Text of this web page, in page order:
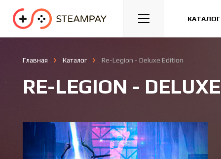
Спорт Гонки Казуальные
Главная Каталог Re-Legion - Deluxe Edition
RE-LEGION -